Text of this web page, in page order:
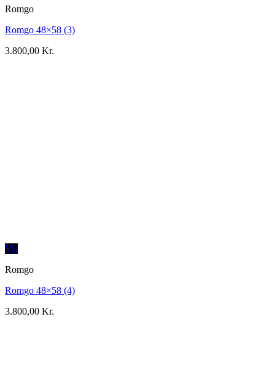
Romgo
Romgo 48×58 (3)
3.800,00 Kr.
Vis
Romgo
Romgo 48×58 (4)
3.800,00 Kr.